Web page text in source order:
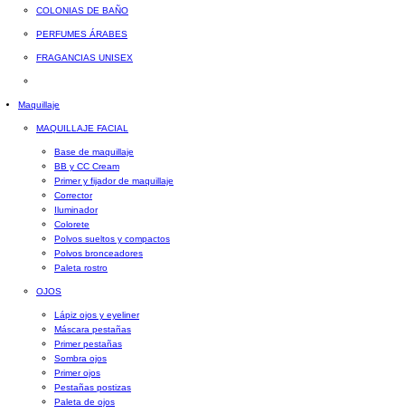
COLONIAS DE BAÑO
PERFUMES ÁRABES
FRAGANCIAS UNISEX
Maquillaje
MAQUILLAJE FACIAL
Base de maquillaje
BB y CC Cream
Primer y fijador de maquillaje
Corrector
Iluminador
Colorete
Polvos sueltos y compactos
Polvos bronceadores
Paleta rostro
OJOS
Lápiz ojos y eyeliner
Máscara pestañas
Primer pestañas
Sombra ojos
Primer ojos
Pestañas postizas
Paleta de ojos